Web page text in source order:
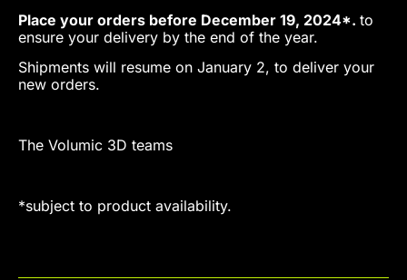
Place your orders before December 19, 2024*. to
ensure your delivery by the end of the year.
Shipments will resume on January 2, to deliver your
new orders.
The Volumic 3D teams
*subject to product availability.